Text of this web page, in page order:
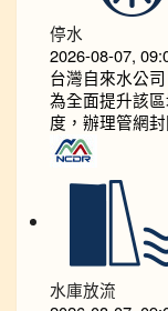
停水
2026-08-07,
台灣自來水公司
為全面提升該
度，辦理管網
水庫放流